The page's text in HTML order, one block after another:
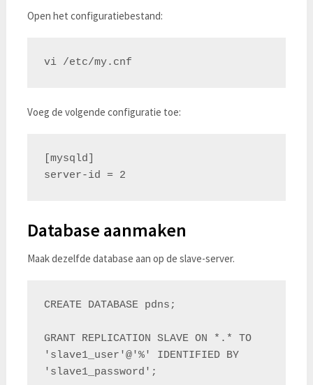
Open het configuratiebestand:
Voeg de volgende configuratie toe:
[mysqld]
Database aanmaken
Maak dezelfde database aan op de slave-server.
CREATE DATABASE pdns;
GRANT REPLICATION SLAVE ON *.* TO
'slave1_user'@'%' IDENTIFIED BY
'slave1_password';